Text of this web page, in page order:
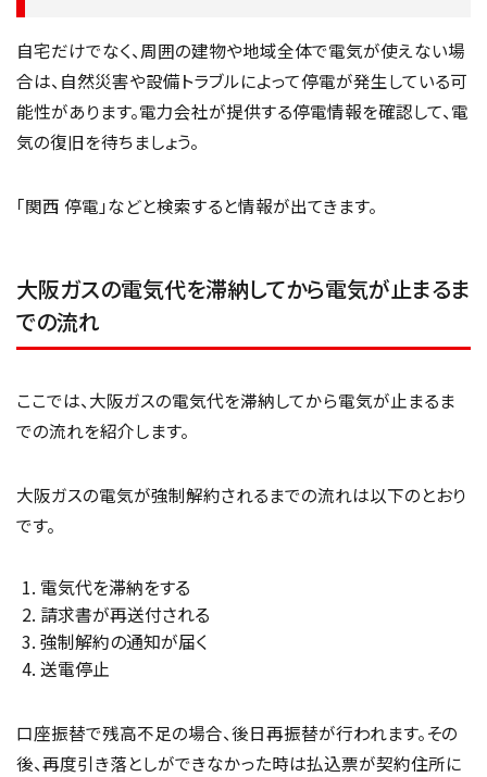
自宅だけでなく、周囲の建物や地域全体で電気が使えない場
合は、自然災害や設備トラブルによって停電が発生している可
能性があります。電力会社が提供する停電情報を確認して、電
気の復旧を待ちましょう。
「関西 停電」などと検索すると情報が出てきます。
大阪ガスの電気代を滞納してから電気が止まるま
での流れ
ここでは、大阪ガスの電気代を滞納してから電気が止まるま
での流れを紹介します。
大阪ガスの電気が強制解約されるまでの流れは以下のとおり
です。
電気代を滞納をする
請求書が再送付される
強制解約の通知が届く
送電停止
口座振替で残高不足の場合、後日再振替が行われます。その
後、再度引き落としができなかった時は払込票が契約住所に